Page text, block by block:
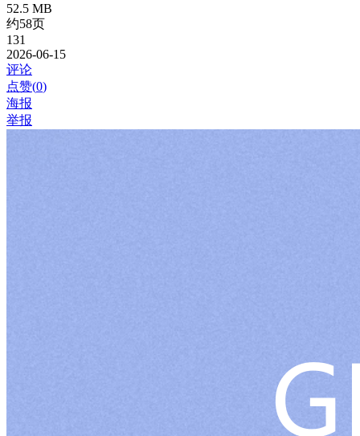
52.5 MB
约58页
131
2026-06-15
评论
点赞(0)
海报
举报